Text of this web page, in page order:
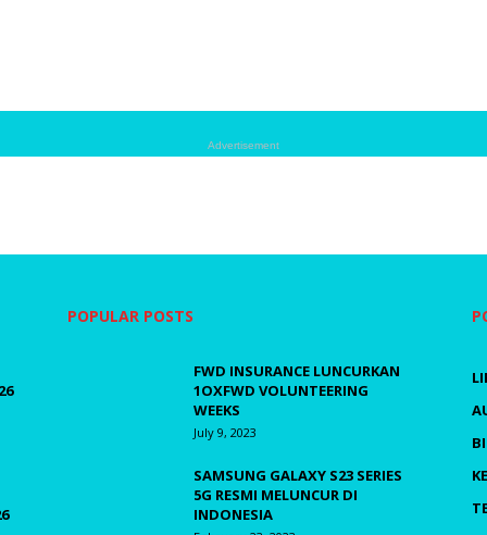
Advertisement
POPULAR POSTS
FWD INSURANCE LUNCURKAN
1OXFWD VOLUNTEERING
WEEKS
July 9, 2023
SAMSUNG GALAXY S23 SERIES
5G RESMI MELUNCUR DI
INDONESIA